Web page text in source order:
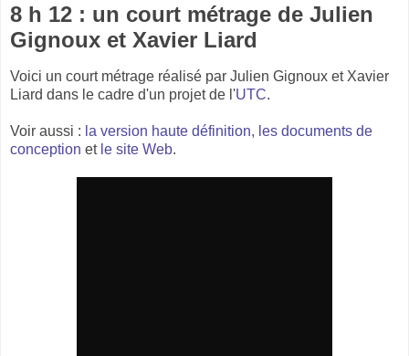
8 h 12 : un court métrage de Julien
Gignoux et Xavier Liard
Voici un court métrage réalisé par Julien Gignoux et Xavier
Liard dans le cadre d'un projet de l'UTC.
Voir aussi : la version haute définition, les documents de
conception et le site Web.